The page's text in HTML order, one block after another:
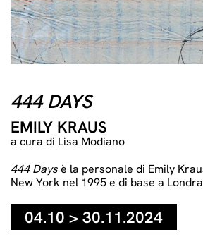
444 DAYS
EMILY KRAUS
a cura di Lisa Modiano
444Daysè la personale di Emily
New York nel 1995 e di base a
04.10 > 30.11.2024